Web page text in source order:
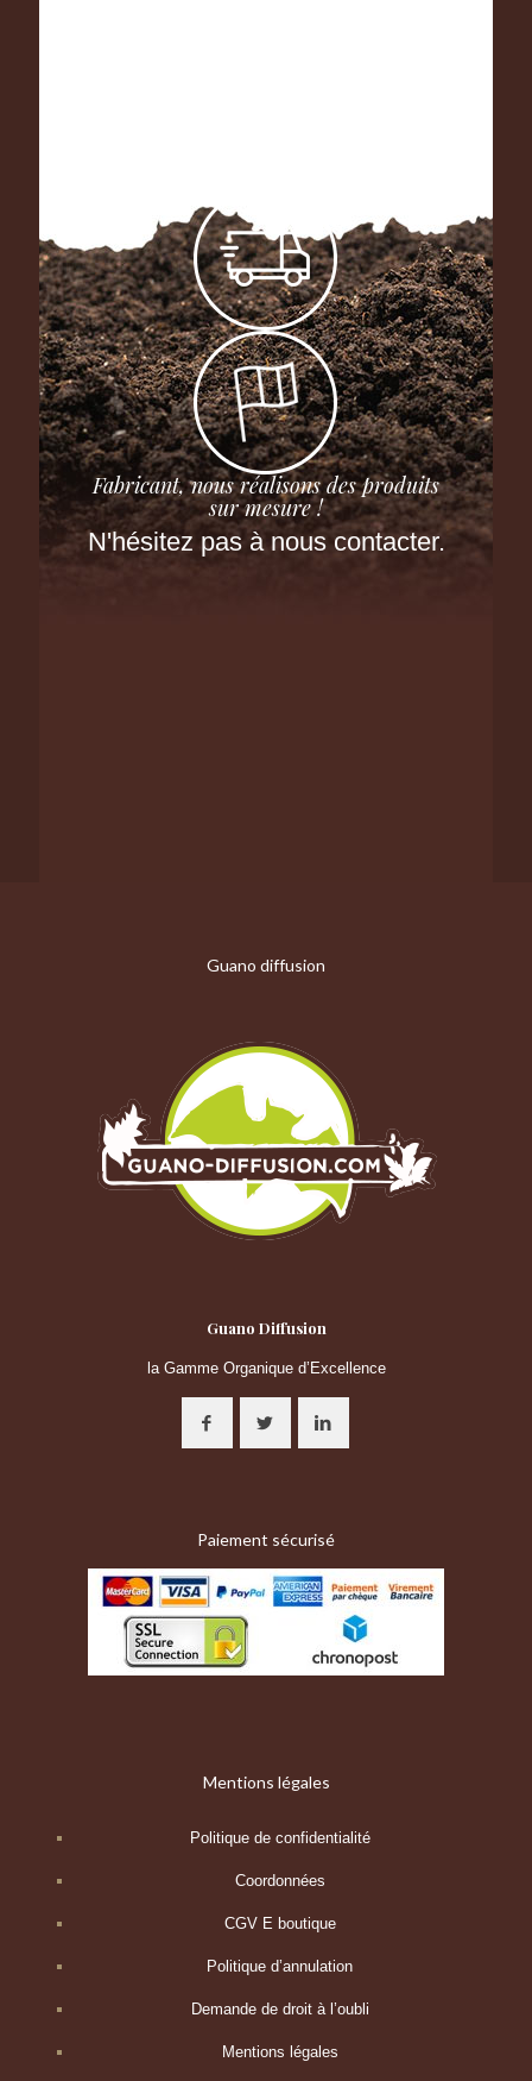
Fabricant, nous réalisons des produits
sur mesure !
N'hésitez pas à nous contacter.
Guano diffusion
Guano Diffusion
la Gamme Organique d’Excellence
Paiement sécurisé
Mentions légales
Politique de confidentialité
Coordonnées
CGV E boutique
Politique d’annulation
Demande de droit à l’oubli
Mentions légales